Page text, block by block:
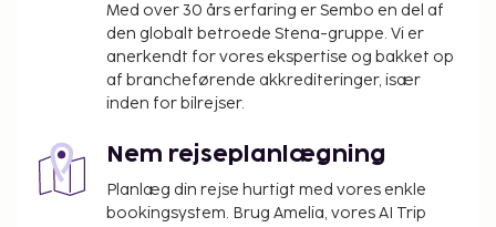
Med over 30 års erfaring er Sembo en del af
den globalt betroede Stena-gruppe. Vi er
anerkendt for vores ekspertise og bakket op
af brancheførende akkrediteringer, især
inden for bilrejser.
Nem rejseplanlægning
Planlæg din rejse hurtigt med vores enkle
bookingsystem. Brug Amelia, vores AI Trip